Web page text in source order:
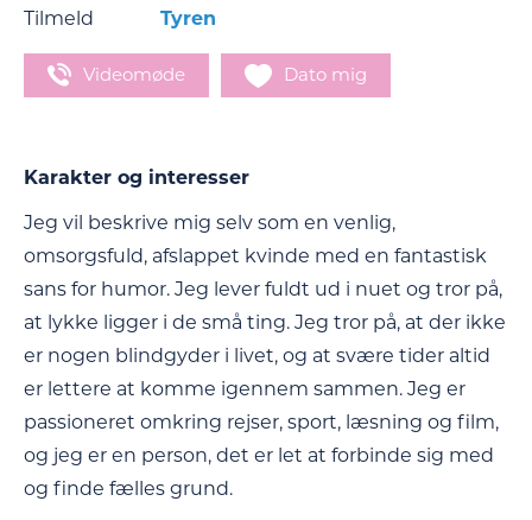
Tilmeld
Tyren
Videomøde Dato mig
Karakter og interesser
Jeg vil beskrive mig selv som en venlig,
omsorgsfuld, afslappet kvinde med en fantastisk
sans for humor. Jeg lever fuldt ud i nuet og tror på,
at lykke ligger i de små ting. Jeg tror på, at der ikke
er nogen blindgyder i livet, og at svære tider altid
er lettere at komme igennem sammen. Jeg er
passioneret omkring rejser, sport, læsning og film,
og jeg er en person, det er let at forbinde sig med
og finde fælles grund.